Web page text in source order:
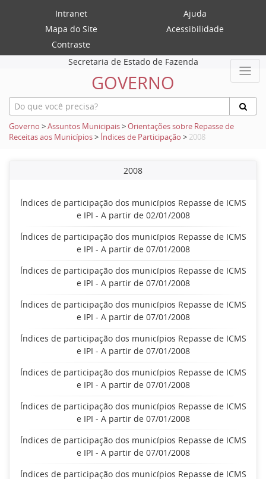
Intranet
Ajuda
Mapa do Site
Acessibilidade
Contraste
Secretaria de Estado de Fazenda
GOVERNO
Governo >Assuntos Municipais>Orientações sobre Repasse de
Receitas aos Municípios> Índices de Participação > 2008
2008
Índices de participação dos municípios Repasse de ICMS
e IPI - A partir de 02/01/2008
Índices de participação dos municípios Repasse de ICMS
e IPI - A partir de 07/01/2008
Índices de participação dos municípios Repasse de ICMS
e IPI - A partir de 07/01/2008
Índices de participação dos municípios Repasse de ICMS
e IPI - A partir de 07/01/2008
Índices de participação dos municípios Repasse de ICMS
e IPI - A partir de 07/01/2008
Índices de participação dos municípios Repasse de ICMS
e IPI - A partir de 07/01/2008
Índices de participação dos municípios Repasse de ICMS
e IPI - A partir de 07/01/2008
Índices de participação dos municípios Repasse de ICMS
e IPI - A partir de 07/01/2008
Índices de participação dos municípios Repasse de ICMS